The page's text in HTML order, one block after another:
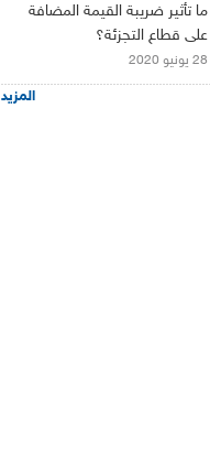
ما تأثير ضريبة القيمة المضافة
على قطاع التجزئة؟
28 يونيو 2020
المزيد